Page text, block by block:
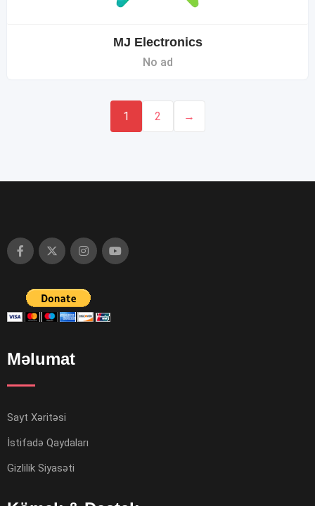
MJ Electronics
No ad
1 2 →
Məlumat
Sayt Xəritəsi
İstifadə Qaydaları
Gizlilik Siyasəti